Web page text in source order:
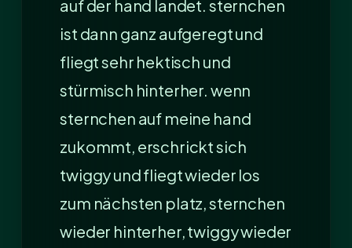
auf der hand landet. sternchen
ist dann ganz aufgeregt und
fliegt sehr hektisch und
stürmisch hinterher. wenn
sternchen auf meine hand
zukommt, erschrickt sich
twiggy und fliegt wieder los
zum nächsten platz, sternchen
wieder hinterher, twiggy wieder